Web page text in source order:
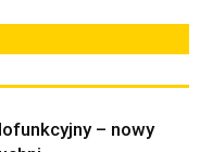
– nowy